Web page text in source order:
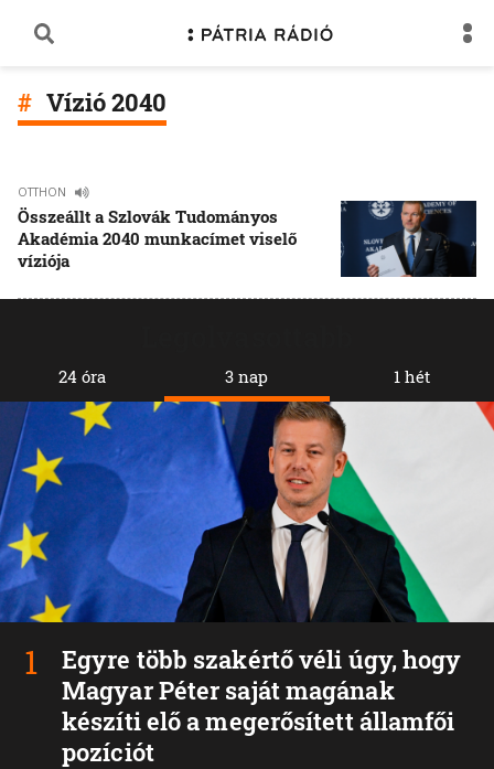
Vízió 2040
OTTHON
Összeállt a Szlovák Tudományos
Akadémia 2040 munkacímet viselő
víziója
24 óra 3 nap
Egyre több szakértő véli úgy, hogy
Magyar Péter saját magának
készíti elő a megerősített államfői
pozíciót
1 hét